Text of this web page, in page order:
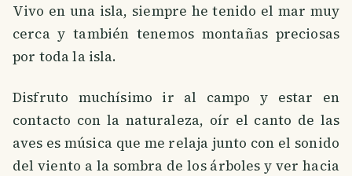
Vivo en una isla, siempre he tenido el mar muy
cerca y también tenemos montañas preciosas
por toda la isla.
Disfruto muchísimo ir al campo y estar en
contacto con la naturaleza, oír el canto de las
aves es música que me relaja junto con el sonido
del viento a la sombra de los árboles y ver hacia